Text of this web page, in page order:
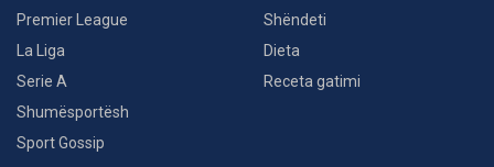
Premier League
La Liga
Serie A
Shumësportësh
Sport Gossip
Shëndeti
Dieta
Receta gatimi